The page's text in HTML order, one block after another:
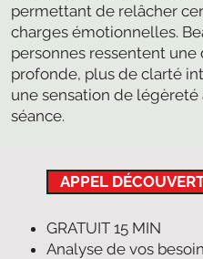
permettant de relâcher
charges émotionnelles.
personnes ressentent
profonde, plus de clarté
une sensation de légèreté
séance.
APPEL
GRATUIT 15 MIN
Analyse de vos